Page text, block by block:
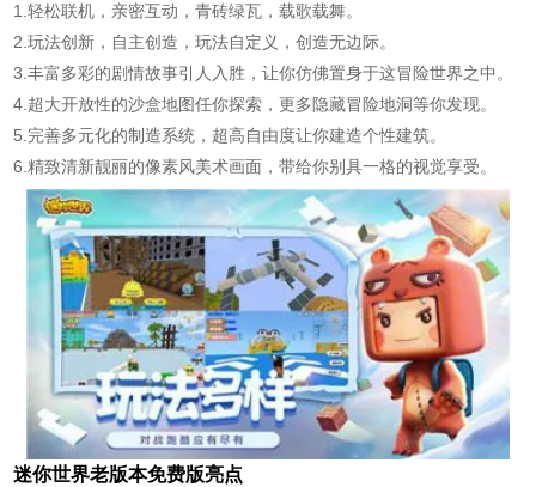
1.轻松联机，亲密互动，青砖绿瓦，载歌载舞。
2.玩法创新，自主创造，玩法自定义，创造无边际。
3.丰富多彩的剧情故事引人入胜，让你仿佛置身于这冒险世界之中。
4.超大开放性的沙盒地图任你探索，更多隐藏冒险地洞等你发现。
5.完善多元化的制造系统，超高自由度让你建造个性建筑。
6.精致清新靓丽的像素风美术画面，带给你别具一格的视觉享受。
迷你世界老版本免费版亮点